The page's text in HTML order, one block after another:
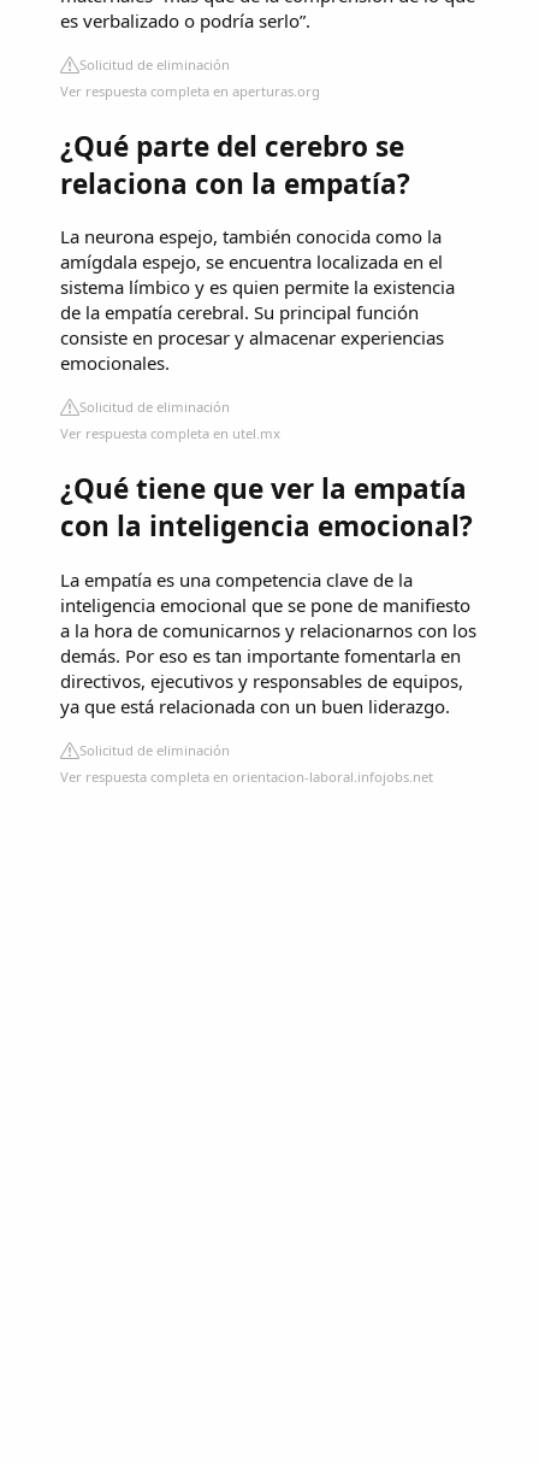
es verbalizado o podría serlo”.
Solicitud de eliminación
Ver respuesta completa en aperturas.org
¿Qué parte del cerebro se
relaciona con la empatía?
La neurona espejo, también conocida como la
amígdala espejo, se encuentra localizada en el
sistema límbico y es quien permite la existencia
de la empatía cerebral. Su principal función
consiste en procesar y almacenar experiencias
emocionales.
Solicitud de eliminación
Ver respuesta completa en utel.mx
¿Qué tiene que ver la empatía
con la inteligencia emocional?
La empatía es una competencia clave de la
inteligencia emocional que se pone de manifiesto
a la hora de comunicarnos y relacionarnos con los
demás. Por eso es tan importante fomentarla en
directivos, ejecutivos y responsables de equipos,
ya que está relacionada con un buen liderazgo.
Solicitud de eliminación
Ver respuesta completa en orientacion-laboral.infojobs.net